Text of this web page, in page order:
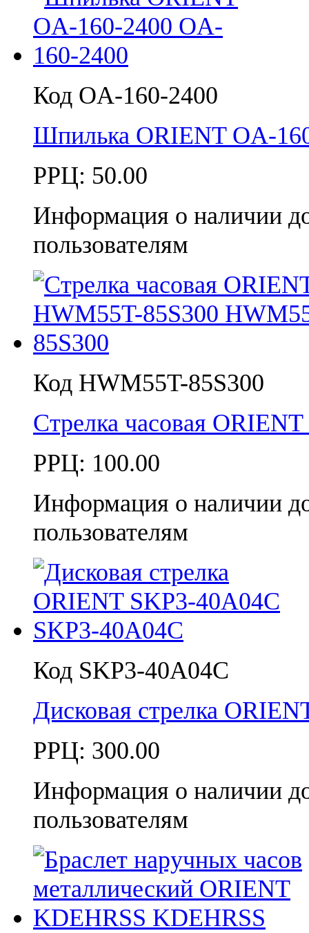
Код OA-160-2400
Шпилька ORIENT OA-
РРЦ: 50.00
Информация о наличии
пользователям
Код HWM55T-85S300
Стрелка часовая
РРЦ: 100.00
Информация о наличии
пользователям
Код SKP3-40A04C
Дисковая стрелка
РРЦ: 300.00
Информация о наличии
пользователям